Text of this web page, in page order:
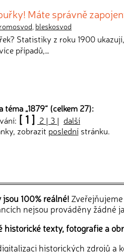
Máte správně
, bleskosvod
Statistiky z roku 1900
případů,…
téma „1879“ (celkem 27):
[ 1 ] 2 | 3 | další
zobrazit poslednístránku.
100% reálné!
nejsou prováděny žádné
historické texty, fotografie a
historických zdrojů